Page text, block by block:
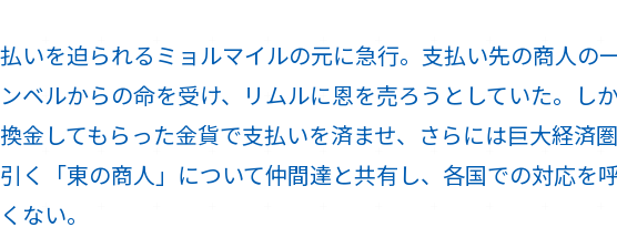
いを迫られるミョルマイルの元に急行。支払い先の商人の
ベルからの命を受け、リムルに恩を売ろうとしていた。し
金してもらった金貨で支払いを済ませ、さらには巨大経済
く「東の商人」について仲間達と共有し、各国での対応を
ない。